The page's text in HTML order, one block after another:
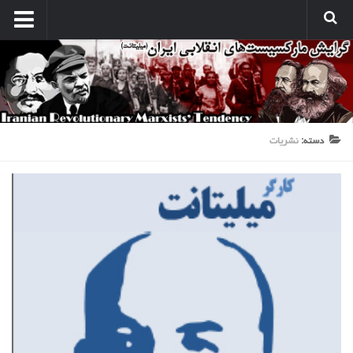
انتشارات
نشریه کارگر میلیتانت
نشر میلیتانت
کتب و جزوات
صدای مارکسیستهای انقلابی
آرشیو مارکسیست ها در اینترنت
بحران امپریالیسم
نبرد کارگری
مسائل اقتصادی
مسایل منطقه
دسته: نشریات